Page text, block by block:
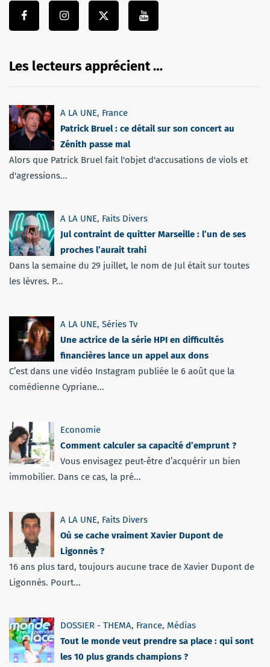
Les lecteurs apprécient …
A LA UNE, France
Patrick Bruel : ce détail sur son concert au
Zénith passe mal
Alors que Patrick Bruel fait l'objet d'accusations de viols et
d'agressions...
A LA UNE, Faits Divers
Jul contraint de quitter Marseille : l’un de ses
proches l’aurait trahi
Dans la semaine du 29 juillet, le nom de Jul était sur toutes
les lèvres. P...
A LA UNE, Séries Tv
Une actrice de la série HPI en difficultés
financières lance un appel aux dons
C’est dans une vidéo Instagram publiée le 6 août que la
comédienne Cypriane...
Economie
Comment calculer sa capacité d’emprunt ?
Vous envisagez peut-être d’acquérir un bien
immobilier. Dans ce cas, la pré...
A LA UNE, Faits Divers
Où se cache vraiment Xavier Dupont de
Ligonnès ?
16 ans plus tard, toujours aucune trace de Xavier Dupont de
Ligonnès. Pourt...
DOSSIER - THEMA, France, Médias
Tout le monde veut prendre sa place : qui sont
les 10 plus grands champions ?